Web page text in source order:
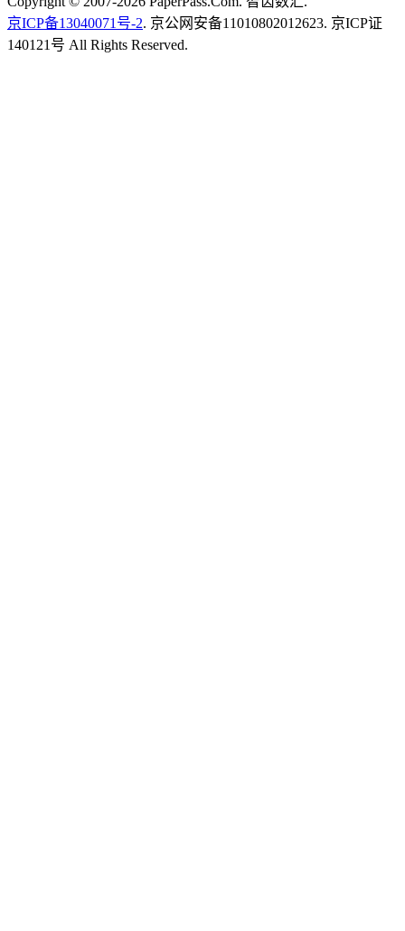
京ICP备13040071号-2. 京公网安备11010802012623. 京ICP证
140121号 All Rights Reserved.